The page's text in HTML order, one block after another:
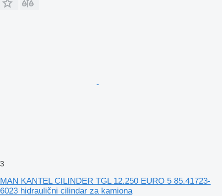
3
MAN KANTEL CILINDER TGL 12.250 EURO 5 85.41723-
6023 hidraulični cilindar za kamiona